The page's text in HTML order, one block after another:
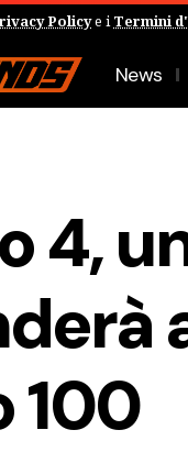
Policye i Termini
News
4,
100